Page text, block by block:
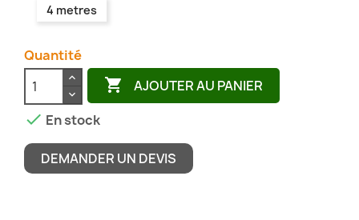
4 metres
Quantité
 AJOUTER AU PANIER
 En stock
DEMANDER UN DEVIS